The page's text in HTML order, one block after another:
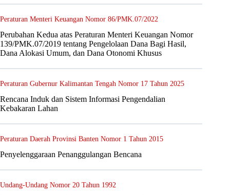
Peraturan Menteri Keuangan Nomor 86/PMK.07/2022
Perubahan Kedua atas Peraturan Menteri Keuangan Nomor
139/PMK.07/2019 tentang Pengelolaan Dana Bagi Hasil,
Dana Alokasi Umum, dan Dana Otonomi Khusus
Peraturan Gubernur Kalimantan Tengah Nomor 17 Tahun 2025
Rencana Induk dan Sistem Informasi Pengendalian
Kebakaran Lahan
Peraturan Daerah Provinsi Banten Nomor 1 Tahun 2015
Penyelenggaraan Penanggulangan Bencana
Undang-Undang Nomor 20 Tahun 1992